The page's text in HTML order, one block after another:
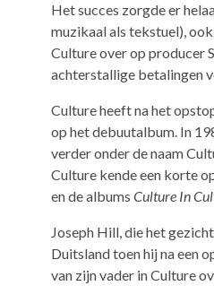
Het succes zorgde er
muzikaal als tekstuel),
Culture over op producer
achterstallige betalingen
Culture heeft na het
op het debuutalbum. In
verder onder de naam
Culture kende een korte
en de albums Culture In
Joseph Hill, die het
Duitsland toen hij na een
van zijn vader in Culture